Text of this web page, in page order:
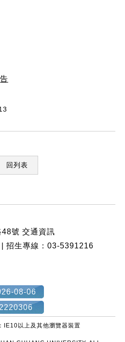
回列表
號 交通資訊
招生專線：03-5391216
08-06
IE10以上及其他瀏覽器裝置